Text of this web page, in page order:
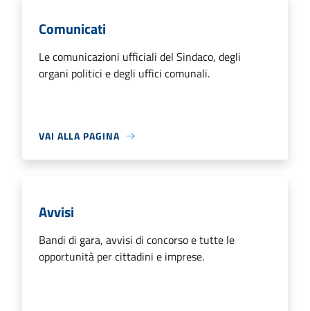
Comunicati
Le comunicazioni ufficiali del Sindaco, degli
organi politici e degli uffici comunali.
VAI ALLA PAGINA
Avvisi
Bandi di gara, avvisi di concorso e tutte le
opportunità per cittadini e imprese.